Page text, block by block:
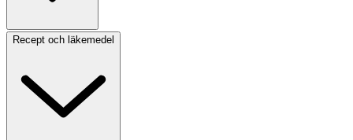
Recept och läkemedel